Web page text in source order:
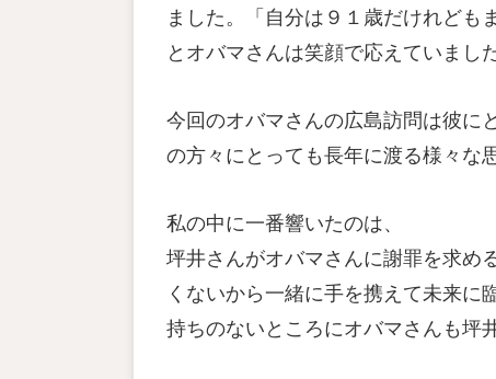
ました。「自分は９１歳だけれども
とオバマさんは笑顔で応えていました
今回のオバマさんの広島訪問は彼に
の方々にとっても長年に渡る様々な
私の中に一番響いたのは、
坪井さんがオバマさんに謝罪を求め
くないから一緒に手を携えて未来
持ちのないところにオバマさんも坪